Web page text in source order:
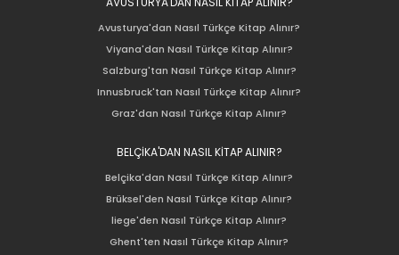
Avusturya'dan Nasıl Türkçe Kitap Alınır?
Viyana'dan Nasıl Türkçe Kitap Alınır?
Salzburg'tan Nasıl Türkçe Kitap Alınır?
Innusbruck'tan Nasıl Türkçe Kitap Alınır?
Graz'dan Nasıl Türkçe Kitap Alınır?
BELÇİKA'DAN NASIL KİTAP ALINIR?
Belçika'dan Nasıl Türkçe Kitap Alınır?
Brüksel'den Nasıl Türkçe Kitap Alınır?
liege'den Nasıl Türkçe Kitap Alınır?
Ghent'ten Nasıl Türkçe Kitap Alınır?